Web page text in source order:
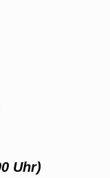
Uhr)